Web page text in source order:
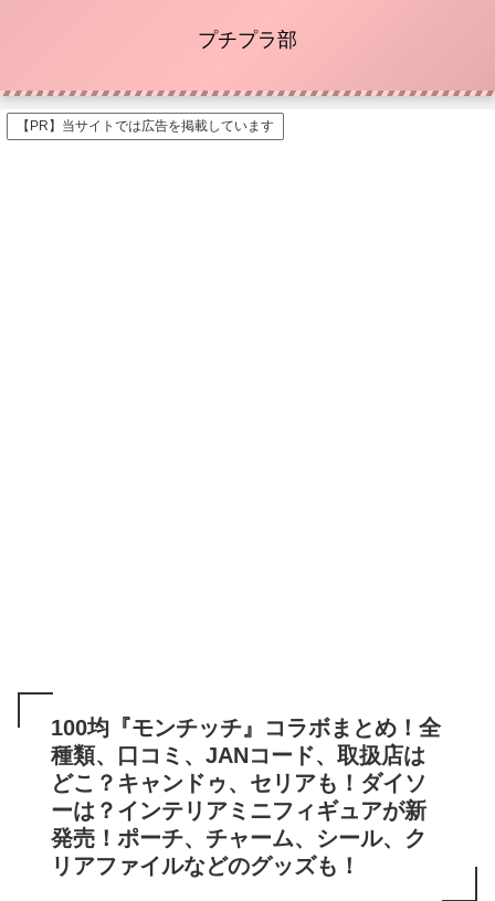
プチプラ部
【PR】当サイトでは広告を掲載しています
100均『モンチッチ』コラボまとめ！全
種類、口コミ、JANコード、取扱店は
どこ？キャンドゥ、セリアも！ダイソ
ーは？インテリアミニフィギュアが新
発売！ポーチ、チャーム、シール、ク
リアファイルなどのグッズも！